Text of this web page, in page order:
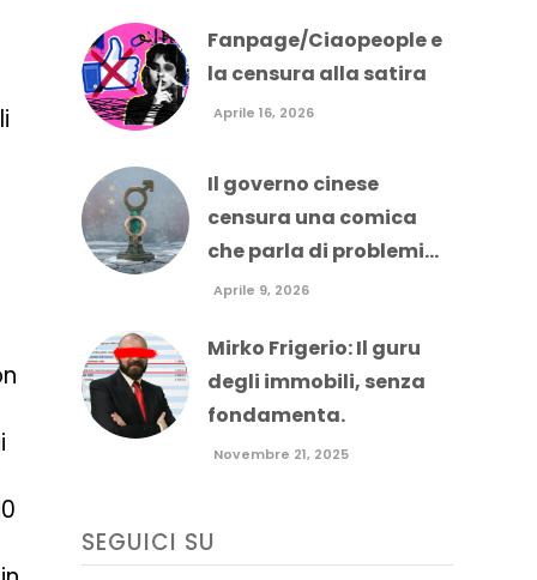
Fanpage/Ciaopeople e
la censura alla satira
Aprile 16, 2026
Il governo cinese
censura una comica
che parla di problemi...
Aprile 9, 2026
Mirko Frigerio: Il guru
degli immobili, senza
fondamenta.
Novembre 21, 2025
SEGUICI SU